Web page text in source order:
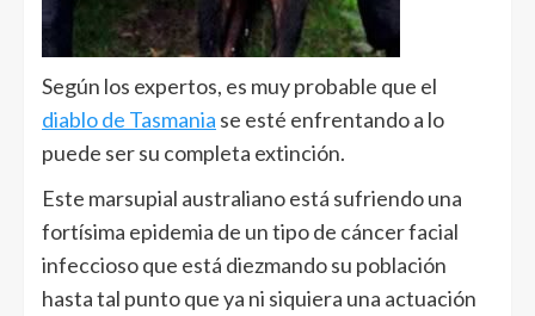
Según los expertos, es muy probable que el
diablo de Tasmania se esté enfrentando a lo
puede ser su completa extinción.
Este marsupial australiano está sufriendo una
fortísima epidemia de un tipo de cáncer facial
infeccioso que está diezmando su población
hasta tal punto que ya ni siquiera una actuación